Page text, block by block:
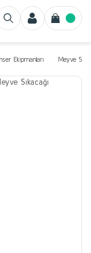
Ekipmanları Meyve